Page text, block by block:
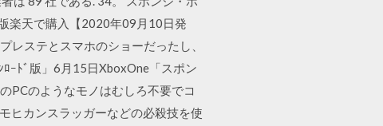
楽天で購入【2020年09月10日発
ステとスマホのショーだったし、
ｰﾄﾞ版」6月15日XboxOne「スポン
PCのようなモノはむしろ不要でコ
ヒカンスラッガーなどの必殺技を使